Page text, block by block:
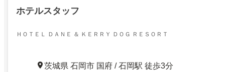
ホテルスタッフ
ＨＯＴＥＬ ＤＡＮＥ ＆ ＫＥＲＲＹ ＤＯＧ ＲＥＳＯＲＴ
茨城県 石岡市 国府 / 石岡駅 徒歩3分